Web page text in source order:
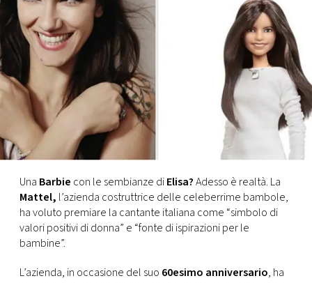
CONCORSI
EVENTI
VIDEO
TV
PRINCIPATO
DI
MONACO
RMC
Una Barbie con le sembianze diElisa?Adesso è realtà. La
Mattel, l’azienda costruttrice delle celeberrime bambole,
ha voluto premiare la cantante italiana come “simbolo di
valori positivi di donna” e “fonte di ispirazioni per le
bambine”.
L’azienda, in occasione del suo 60esimo anniversario, ha